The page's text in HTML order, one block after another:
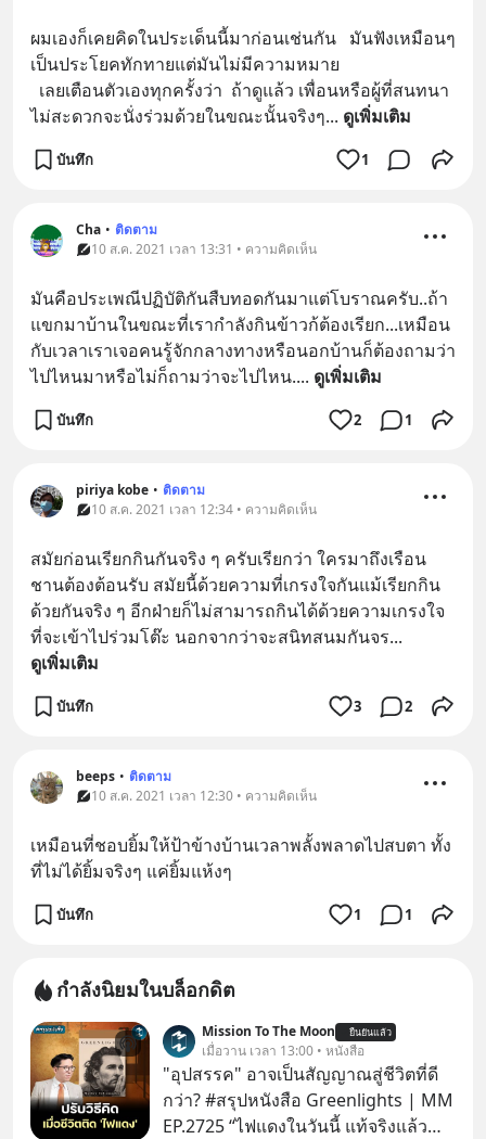
ผมเองก็เคยคิดในประเด็นนี้มาก่อนเช่นกัน   มันฟังเหมือนๆ
เป็นประโยคทักทายแต่มันไม่มีความหมาย
ไม่สะดวกจะนั่งร่วมด้วยในขณะนั้นจริงๆ... ดูเพิ่มเติม
บันทึก 1
Cha • ติดตาม
10 ส.ค. 2021 เวลา 13:31 • ความคิดเห็น
มันคือประเพณีปฏิบัติกันสืบทอดกันมาแต่โบราณครับ..ถ้า
แขกมาบ้านในขณะที่เรากำลังกินข้าวก้ต้องเรียก...เหมือน
กับเวลาเราเจอคนรู้จักกลางทางหรือนอกบ้านก็ต้องถามว่า
ไปไหนมาหรือไม่ก็ถามว่าจะไปไหน.... ดูเพิ่มเติม
บันทึก 2 1
piriya kobe • ติดตาม
10 ส.ค. 2021 เวลา 12:34 • ความคิดเห็น
สมัยก่อนเรียกกินกันจริง ๆ ครับเรียกว่า ใครมาถึงเรือน
ชานต้องต้อนรับ สมัยนี้ด้วยความที่เกรงใจกันแม้เรียกกิน
ด้วยกันจริง ๆ อีกฝ่ายก็ไม่สามารถกินได้ด้วยความเกรงใจ
ที่จะเข้าไปร่วมโต๊ะ นอกจากว่าจะสนิทสนมกันจร...
ดูเพิ่มเติม
บันทึก 3 2
beeps • ติดตาม
10 ส.ค. 2021 เวลา 12:30 • ความคิดเห็น
เหมือนที่ชอบยิ้มให้ป้าข้างบ้านเวลาพลั้งพลาดไปสบตา ทั้ง
ที่ไม่ได้ยิ้มจริงๆ แค่ยิ้มแห้งๆ
บันทึก 1 1
กำลังนิยมในบล็อกดิต
Mission To The Moon ยืนยันแล้ว
เมื่อวาน เวลา 13:00 • หนังสือ
"อุปสรรค" อาจเป็นสัญญาณสู่ชีวิตที่ดี
กว่า? #สรุปหนังสือ Greenlights | MM
EP.2725 “ไฟแดงในวันนี้ แท้จริงแล้ว